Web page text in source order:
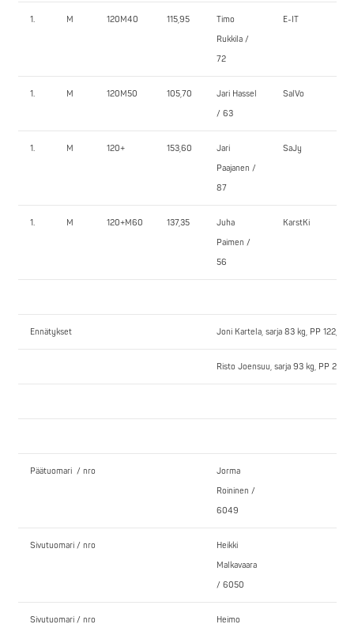
1. M 120M40 115,95
Timo
Rukkila /
72
E-IT
1. M 120M50 105,70
Jari Hassel
/ 63
SalVo
1. M 120+ 153,60
Jari
Paajanen /
87
SaJy
1. M 120+M60 137,35
Juha
Paimen /
56
KarstKi
Ennätykset Joni Kartela, sarja 83 kg, PP 122,5
Risto Joensuu, sarja 93 kg, PP 213,0
Päätuomari / nro
Jorma
Roininen /
6049
Sivutuomari / nro
Heikki
Malkavaara
/ 6050
Sivutuomari / nro
Heimo